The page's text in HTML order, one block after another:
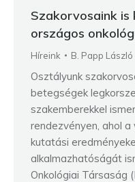
Szakorvosaink is
országos
Híreink B. Papp László
Osztályunk
betegségek
szakemberekkel
rendezvényen, ahol
kutatási
alkalmazhatóságát
Onkológiai Társaság